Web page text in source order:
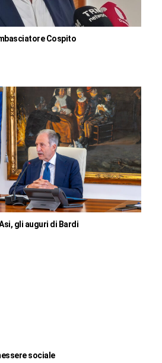
Cospito
gli auguri di Bardi
sociale